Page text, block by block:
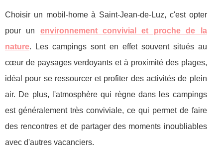
Choisir un mobil-home à Saint-Jean-de-Luz, c'est opter
pour un environnement convivial et proche de la
nature. Les campings sont en effet souvent situés au
cœur de paysages verdoyants et à proximité des plages,
idéal pour se ressourcer et profiter des activités de plein
air. De plus, l'atmosphère qui règne dans les campings
est généralement très conviviale, ce qui permet de faire
des rencontres et de partager des moments inoubliables
avec d'autres vacanciers.